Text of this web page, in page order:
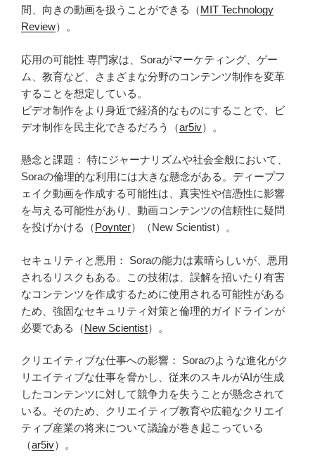
間、向きの動画を扱うことができる（MIT Technology
Review）。
応用の可能性 専門家は、Soraがマーケティング、ゲー
ム、教育など、さまざまな分野のコンテンツ制作を変革
することを想定している。
ビデオ制作をより身近で経済的なものにすることで、ビ
デオ制作を民主化できるだろう（ar5iv）。
懸念と課題： 特にジャーナリズムや社会全般において、
Soraの倫理的な利用には大きな懸念がある。ディープフ
ェイク動画を作成する可能性は、真実性や信憑性に影響
を与える可能性があり、動画コンテンツの信頼性に疑問
を投げかける（Poynter）（New Scientist）。
セキュリティと悪用： Soraの能力は素晴らしいが、悪用
されるリスクもある。この技術は、誤解を招いたり有害
なコンテンツを作成するために使用される可能性がある
ため、強固なセキュリティ対策と倫理的ガイドラインが
必要である（New Scientist）。
クリエイティブな仕事への影響： Soraのような進化がク
リエイティブな仕事を脅かし、従来のスキルがAIが生成
したコンテンツに対して競争力を失うことが懸念されて
いる。そのため、クリエイティブ教育や広範なクリエイ
ティブ産業の将来について議論が巻き起こっている
（ar5iv）。